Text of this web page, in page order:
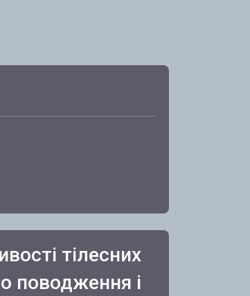
тілесних
поводження і